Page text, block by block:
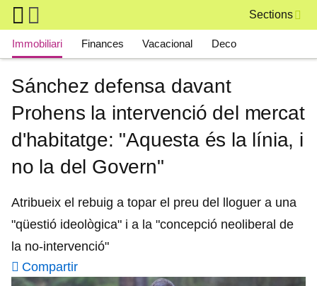
Skip to main content
Sections
Main navigation
Immobiliari Finances Vacacional Deco
Sánchez defensa davant
Prohens la intervenció del mercat
d'habitatge: "Aquesta és la línia, i
no la del Govern"
Atribueix el rebuig a topar el preu del lloguer a una
"qüestió ideològica" i a la "concepció neoliberal de
la no-intervenció"
Compartir